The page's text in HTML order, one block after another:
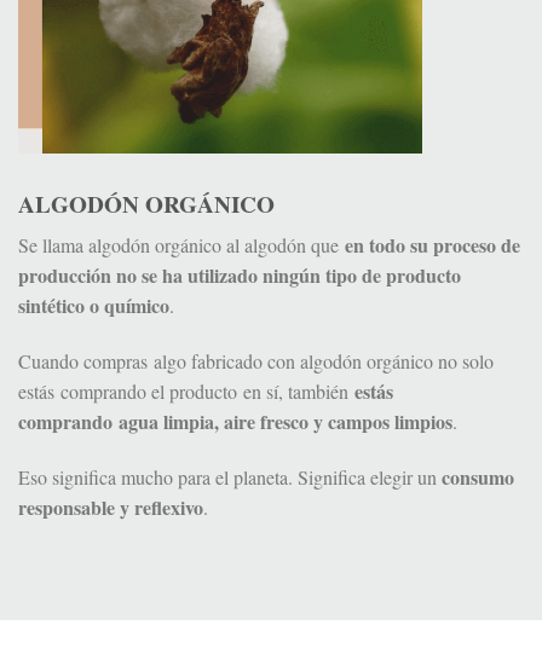
ALGODÓN ORGÁNICO
Se llama algodón orgánico al algodón que en todo su proceso de
producción no se ha utilizado ningún tipo de producto
sintético o químico.
Cuando compras algo fabricado con algodón orgánico no solo
estás comprando el producto en sí, también estás
comprando agua limpia, aire fresco y campos limpios.
Eso significa mucho para el planeta. Significa elegir un consumo
responsable y reflexivo.